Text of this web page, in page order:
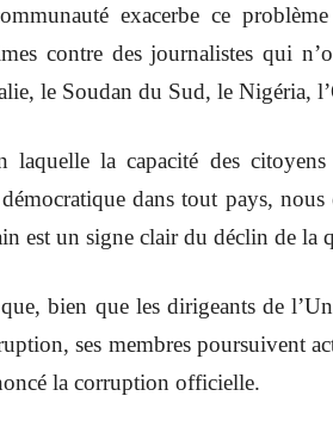
exacerbe ce
contre des journalistes qui
le Soudan du Sud, le Nigéria,
laquelle la capacité des
dans tout pays,
est un signe clair du déclin de la
bien que les dirigeants de
ses membres poursuivent
la corruption officielle.